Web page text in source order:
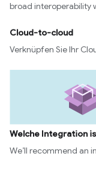
broad interoperability
Cloud-to-cloud
Verknüpfen Sie Ihr
Welche Integration
We’ll recommend an